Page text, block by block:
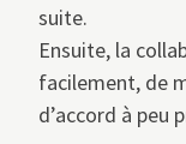
suite.
Ensuite, la
facilement, de
d’accord à peu